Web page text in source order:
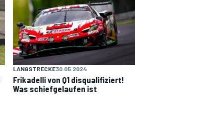
LANGSTRECKE30.05.2024
Frikadelli von Q1 disqualifiziert!
Was schiefgelaufen ist